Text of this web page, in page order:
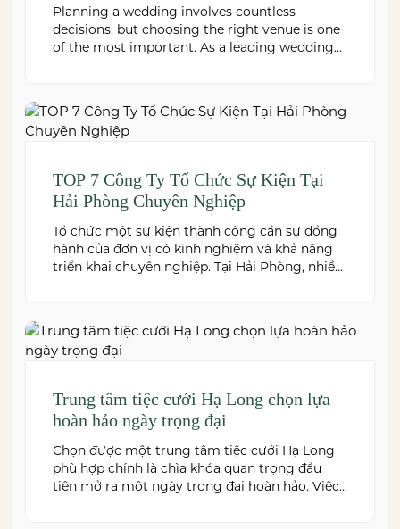
Planning a wedding involves countless
decisions, but choosing the right venue is one
of the most important. As a leading wedding
premium cuisine prepared under the ISO
22000:2018 food safety management system,
and dedicated event support to help couples
TOP 7 Công Ty Tổ Chức Sự Kiện Tại
Hải Phòng Chuyên Nghiệp
Tổ chức một sự kiện thành công cần sự đồng
hành của đơn vị có kinh nghiệm và khả năng
triển khai chuyên nghiệp. Tại Hải Phòng, nhiều
Trung tâm tiệc cưới Hạ Long chọn lựa
hoàn hảo ngày trọng đại
Chọn được một trung tâm tiệc cưới Hạ Long
phù hợp chính là chìa khóa quan trọng đầu
tiên mở ra một ngày trọng đại hoàn hảo. Việc